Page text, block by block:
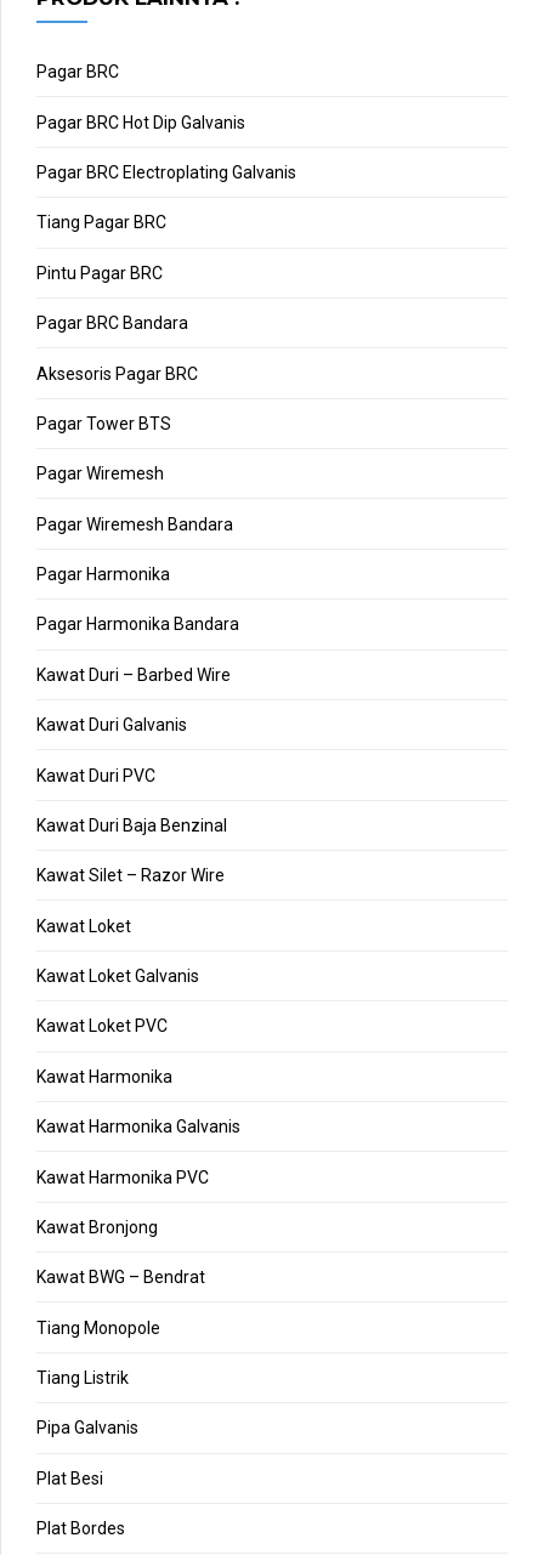
Pagar BRC
Pagar BRC Hot Dip Galvanis
Pagar BRC Electroplating Galvanis
Tiang Pagar BRC
Pintu Pagar BRC
Pagar BRC Bandara
Aksesoris Pagar BRC
Pagar Tower BTS
Pagar Wiremesh
Pagar Wiremesh Bandara
Pagar Harmonika
Pagar Harmonika Bandara
Kawat Duri – Barbed Wire
Kawat Duri Galvanis
Kawat Duri PVC
Kawat Duri Baja Benzinal
Kawat Silet – Razor Wire
Kawat Loket
Kawat Loket Galvanis
Kawat Loket PVC
Kawat Harmonika
Kawat Harmonika Galvanis
Kawat Harmonika PVC
Kawat Bronjong
Kawat BWG – Bendrat
Tiang Monopole
Tiang Listrik
Pipa Galvanis
Plat Besi
Plat Bordes